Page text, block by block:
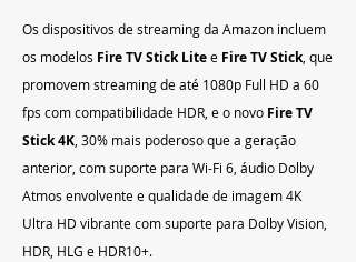
Os dispositivos de streaming da Amazon incluem
os modelos Fire TV Stick Lite e Fire TV Stick , que
promovem streaming de até 1080p Full HD a 60
fps com compatibilidade HDR, e o novo Fire TV
Stick 4K , 30% mais poderoso que a geração
anterior, com suporte para Wi-Fi 6, áudio Dolby
Atmos envolvente e qualidade de imagem 4K
Ultra HD vibrante com suporte para Dolby Vision,
HDR, HLG e HDR10+.